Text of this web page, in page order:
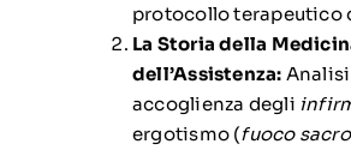
protocollo terapeutico
La Storia della
dell’Assistenza:
accoglienza degli
ergotismo (fuoco sacro